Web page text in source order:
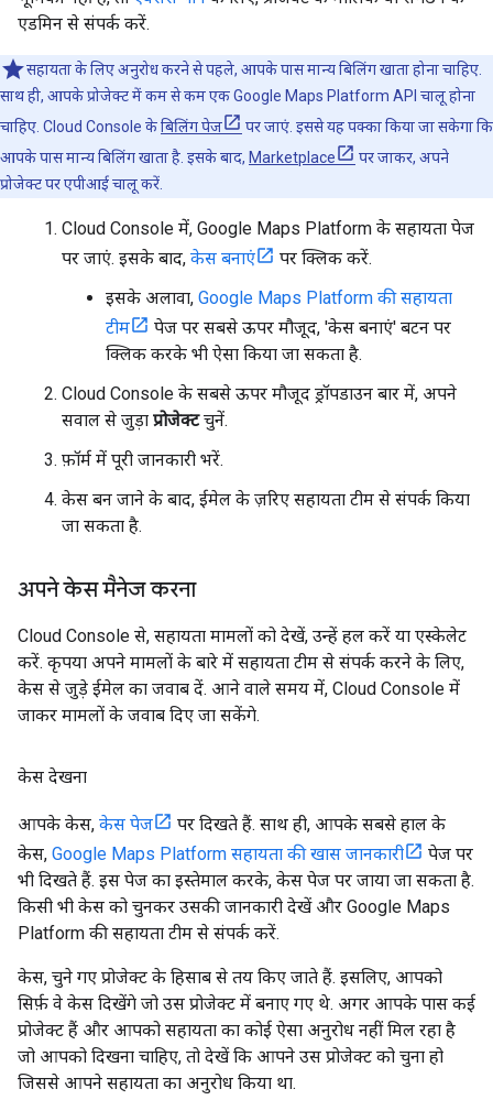
एडमिन से संपर्क करें.
सहायता के लिए अनुरोध करने से पहले, आपके पास मान्य बिलिंग खाता होना चाहिए.
साथ ही, आपके प्रोजेक्ट में कम से कम एक Google Maps Platform API चालू होना
चाहिए. Cloud Console केबिलिंग पेज
पर जाएं. इससे यह पक्का किया जा सकेगा कि
आपके पास मान्य बिलिंग खाता है. इसके बाद, Marketplace
पर जाकर, अपने
प्रोजेक्ट पर एपीआई चालू करें.
Cloud Console में, Google Maps Platform के सहायता पेज
पर जाएं. इसके बाद, केस बनाएं
पर क्लिक करें.
इसके अलावा, Google Maps Platform की सहायता
टीम
पेज पर सबसे ऊपर मौजूद, 'केस बनाएं' बटन पर
क्लिक करके भी ऐसा किया जा सकता है.
Cloud Console के सबसे ऊपर मौजूद ड्रॉपडाउन बार में, अपने
सवाल से जुड़ा प्रोजेक्टचुनें.
फ़ॉर्म में पूरी जानकारी भरें.
केस बन जाने के बाद, ईमेल के ज़रिए सहायता टीम से संपर्क किया
जा सकता है.
अपने केस मैनेज करना
Cloud Console से, सहायता मामलों को देखें, उन्हें हल करें या एस्केलेट
करें. कृपया अपने मामलों के बारे में सहायता टीम से संपर्क करने के लिए,
केस से जुड़े ईमेल का जवाब दें. आने वाले समय में, Cloud Console में
जाकर मामलों के जवाब दिए जा सकेंगे.
केस देखना
आपके केस, केस पेज
पर दिखते हैं. साथ ही, आपके सबसे हाल के
केस, Google Maps Platform सहायता की खास जानकारी
पेज पर
भी दिखते हैं. इस पेज का इस्तेमाल करके, केस पेज पर जाया जा सकता है.
किसी भी केस को चुनकर उसकी जानकारी देखें और Google Maps
Platform की सहायता टीम से संपर्क करें.
केस, चुने गए प्रोजेक्ट के हिसाब से तय किए जाते हैं. इसलिए, आपको
सिर्फ़ वे केस दिखेंगे जो उस प्रोजेक्ट में बनाए गए थे. अगर आपके पास कई
प्रोजेक्ट हैं और आपको सहायता का कोई ऐसा अनुरोध नहीं मिल रहा है
जो आपको दिखना चाहिए, तो देखें कि आपने उस प्रोजेक्ट को चुना हो
जिससे आपने सहायता का अनुरोध किया था.